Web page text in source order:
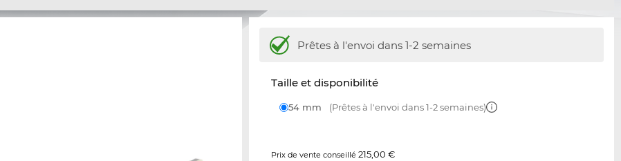
Prêtes à l'envoi dans 1-2 semaines
Taille et disponibilité
54 mm (Prêtes à l'envoi dans 1-2 semaines)
Prix de vente conseillé215,00 €